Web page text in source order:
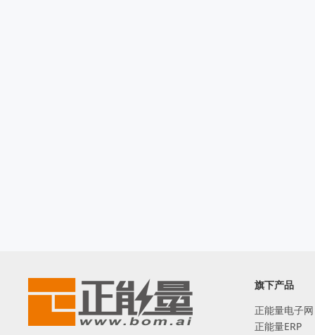
旗下产品
正能量电子网
正能量ERP